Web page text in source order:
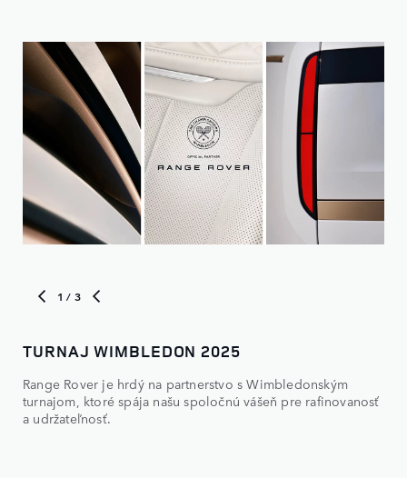
1 / 3
TURNAJ WIMBLEDON 2025
Range Rover je hrdý na partnerstvo s Wimbledonským
turnajom, ktoré spája našu spoločnú vášeň pre rafinovanosť
a udržateľnosť.